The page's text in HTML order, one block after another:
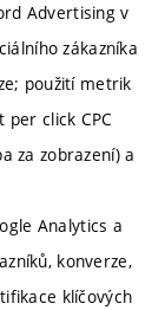
Advertising v
zákazníka
použití metrik
click CPC
za zobrazení) a
Analytics a
konverze,
klíčových